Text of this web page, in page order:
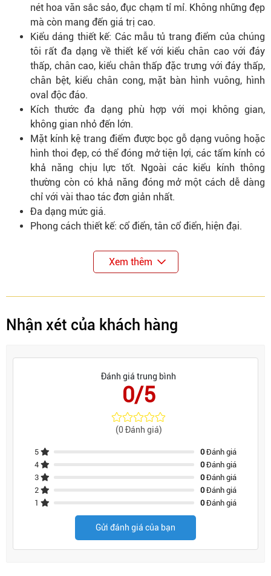
nét hoa văn sắc sảo, đục chạm tỉ mỉ. Không những đẹp
mà còn mang đến giá trị cao.
Kiểu dáng thiết kế: Các mẫu tủ trang điểm của chúng
tôi rất đa dạng về thiết kế với kiểu chân cao với đáy
thấp, chân cao, kiểu chân thấp đặc trưng với đáy thấp,
chân bệt, kiểu chân cong, mặt bàn hình vuông, hình
oval độc đáo.
Kích thước đa dạng phù hợp với mọi không gian,
không gian nhỏ đến lớn.
Mặt kính kệ trang điểm được bọc gỗ dạng vuông hoặc
hình thoi đẹp, có thể đóng mở tiện lợi, các tấm kính có
khả năng chịu lực tốt. Ngoài các kiểu kính thông
thường còn có khả năng đóng mở một cách dễ dàng
chỉ với vài thao tác đơn giản nhất.
Đa dạng mức giá.
Phong cách thiết kế: cổ điển, tân cổ điển, hiện đại.
Xem thêm
Nhận xét của khách hàng
Đánh giá trung bình
0/5
(0 Đánh giá)
5 0Đánh giá
4
0Đánh giá
3
0Đánh giá
2
0Đánh giá
1
0Đánh giá
Gửi đánh giá của bạn